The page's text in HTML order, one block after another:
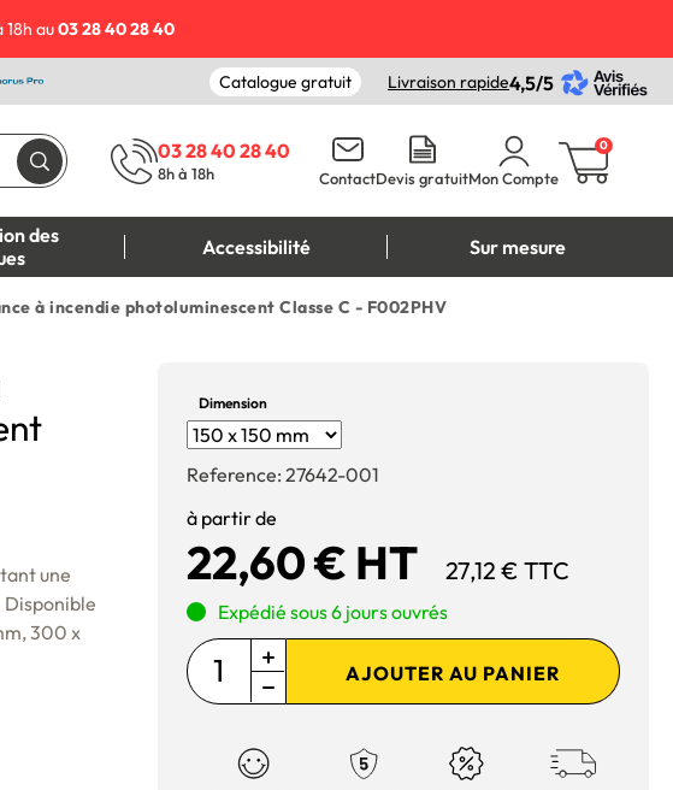
au03 28 40 28 40
Catalogue gratuit Livraison rapide4,5/5
03 28 40 28 40
8h à 18h ContactDevis gratuitMon Compte
0
des
Accessibilité Sur mesure
à incendie photoluminescent Classe C - F002PHV
une
Disponible
300 x
Dimension
Reference: 27642-001
à partir de
22,60 € HT 27,12 € TTC
Expédié sous 6 jours ouvrés
AJOUTER AU PANIER